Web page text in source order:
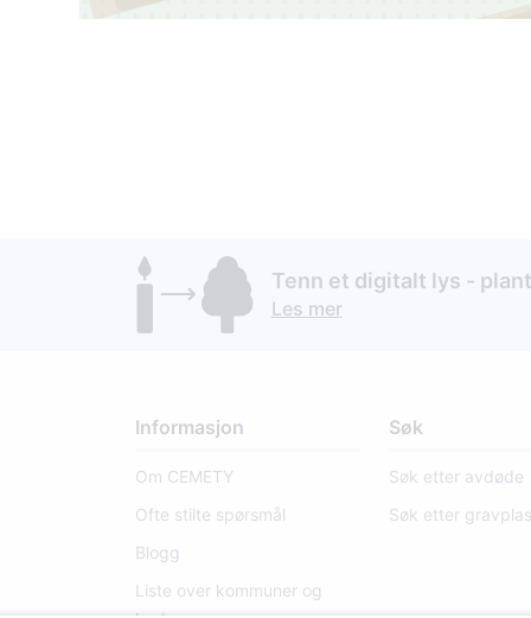
Tenn et digitalt lys -
Les mer
Informasjon
Om CEMETY
Ofte stilte spørsmål
Blogg
Liste over kommuner og
Søk
Søk etter avdøde
Søk etter